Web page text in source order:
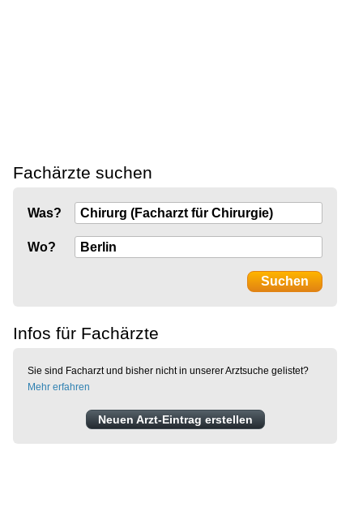
Fachärzte suchen
Was?
Wo?
Infos für Fachärzte
Sie sind Facharzt und bisher nicht in unserer Arztsuche gelistet?
Mehr erfahren
Neuen Arzt-Eintrag erstellen